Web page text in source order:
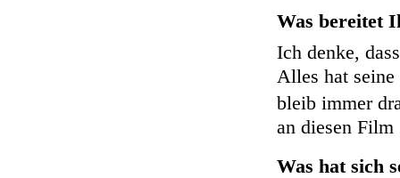
Was bereitet
Ich denke,
Alles hat seine
bleib immer
an diesen Film
Was hat sich